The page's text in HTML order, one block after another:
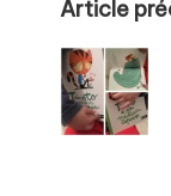
Post
Article